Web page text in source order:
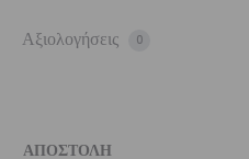
Αξιολογήσεις 0
ΑΠΟΣΤΟΛΗ